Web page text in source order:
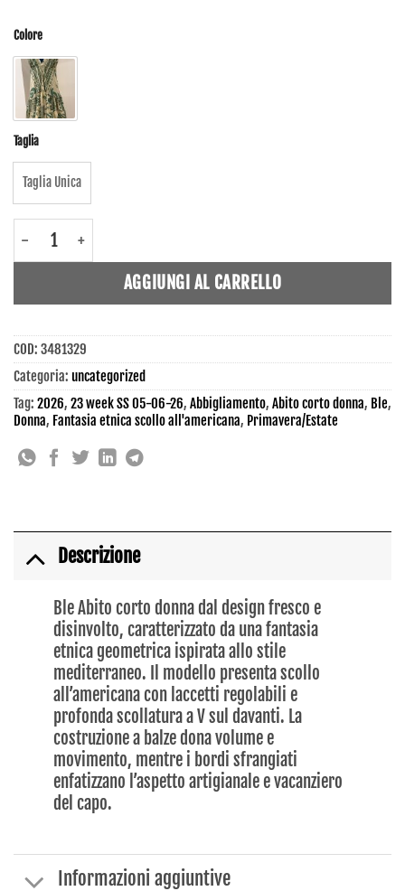
Colore
Taglia
Taglia Unica
AGGIUNGI AL CARRELLO
COD: 3481329
Categoria: uncategorized
Tag: 2026, 23 week SS 05-06-26, Abbigliamento, Abito corto donna, Ble,
Donna, Fantasia etnica scollo all'americana, Primavera/Estate
Descrizione
Ble Abito corto donna dal design fresco e
disinvolto, caratterizzato da una fantasia
etnica geometrica ispirata allo stile
mediterraneo. Il modello presenta scollo
all’americana con laccetti regolabili e
profonda scollatura a V sul davanti. La
costruzione a balze dona volume e
movimento, mentre i bordi sfrangiati
enfatizzano l’aspetto artigianale e vacanziero
del capo.
Informazioni aggiuntive